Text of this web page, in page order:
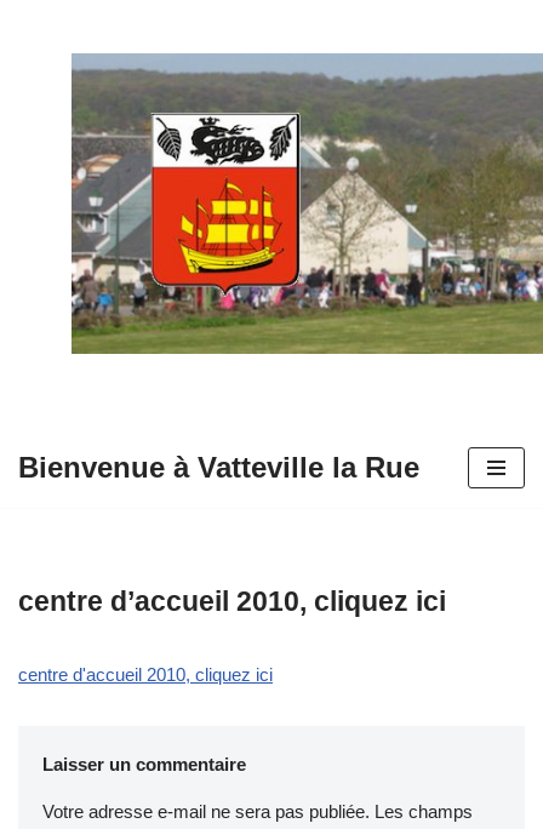
contenu
Bienvenue à Vatteville la Rue
centre d’accueil 2010, cliquez ici
centre d'accueil 2010, cliquez ici
Laisser un commentaire
Votre adresse e-mail ne sera pas publiée. Les champs